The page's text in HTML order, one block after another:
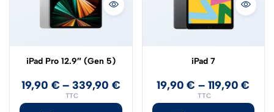
iPad Pro 12.9″ (Gen 5)
19,90 € –339,90 €
TTC
iPad 7
19,90€ – 119,90€
TTC